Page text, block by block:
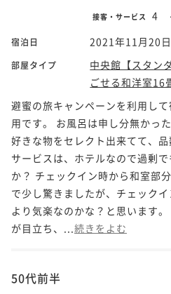
接客・サービス 4
宿泊日 2021年11月20日
部屋タイプ
中央館【スタン
ごせる和洋室
避蜜の旅キャンペーンを利用し
用です。 お風呂は申し分無かっ
好きな物をセレクト出来てて、品
サービスは、ホテルなので過剰
か？ チェックイン時から和室部
で少し驚きましたが、チェック
より気楽なのかな？と思います
が目立ち、... 続きをよむ
50代前半